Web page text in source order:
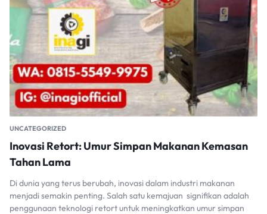
UNCATEGORIZED
Inovasi Retort: Umur Simpan Makanan Kemasan
Tahan Lama
Di dunia yang terus berubah, inovasi dalam industri makanan
menjadi semakin penting. Salah satu kemajuan signifikan adalah
penggunaan teknologi retort untuk meningkatkan umur simpan